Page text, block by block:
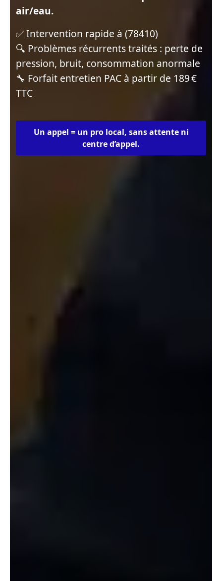
air/eau.
✅ Intervention rapide à (78410)
🔍 Problèmes récurrents traités : perte de
pression, bruit, consommation anormale
🔧 Forfait entretien PAC à partir de 189 €
TTC
Un appel = un pro local, sans attente ni
centre d’appel.